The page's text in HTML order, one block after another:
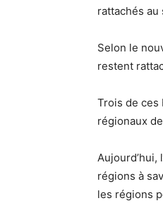
rattachés
Selon le
restent
Trois de ces
régionaux de
Aujourd’hui,
régions à
les régions